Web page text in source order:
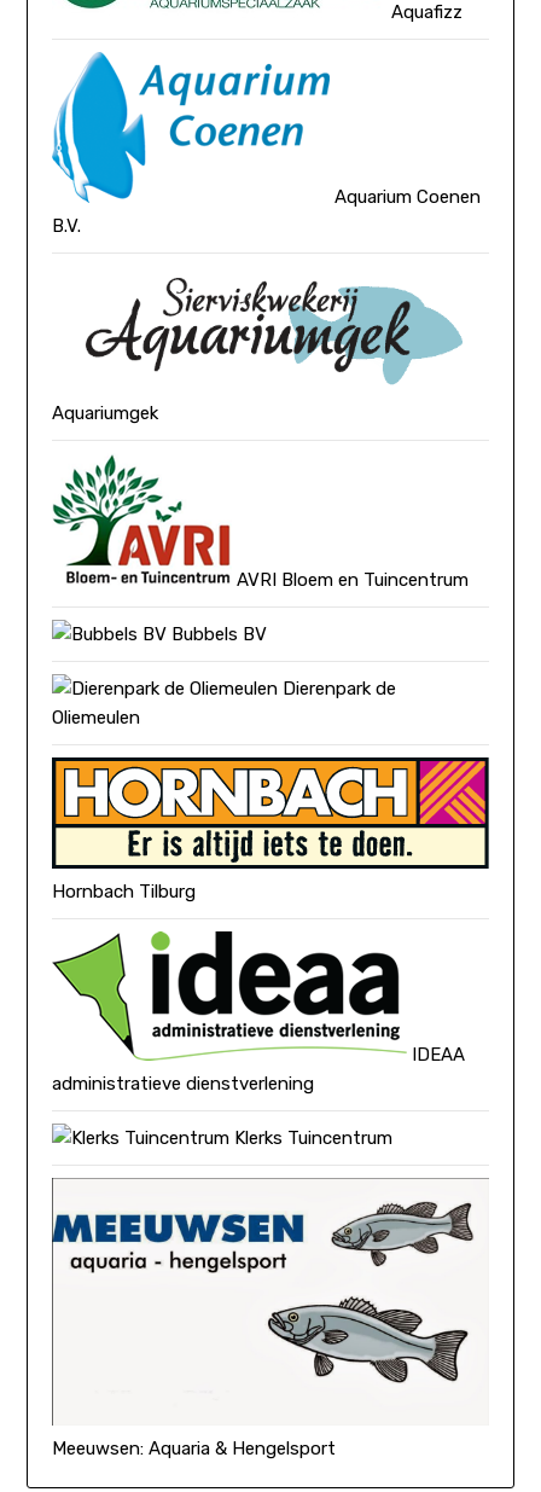
Aquafizz
Aquarium Coenen
B.V.
Aquariumgek
AVRI Bloem en Tuincentrum
Bubbels BV
Dierenpark de
Oliemeulen
Hornbach Tilburg
IDEAA
administratieve dienstverlening
Klerks Tuincentrum
Meeuwsen: Aquaria & Hengelsport